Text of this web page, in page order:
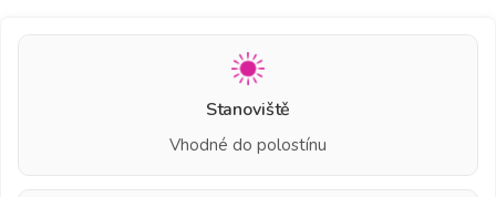
Stanoviště
Vhodné do polostínu